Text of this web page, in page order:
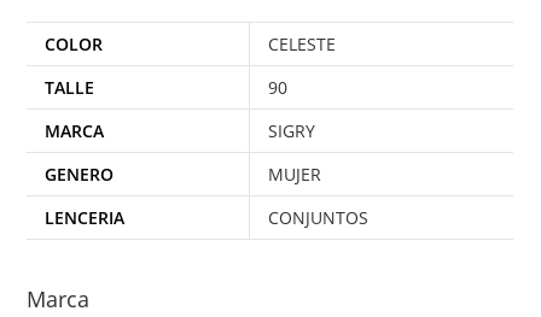
COLOR
CELESTE
TALLE
90
MARCA
SIGRY
GENERO
MUJER
LENCERIA
CONJUNTOS
Marca